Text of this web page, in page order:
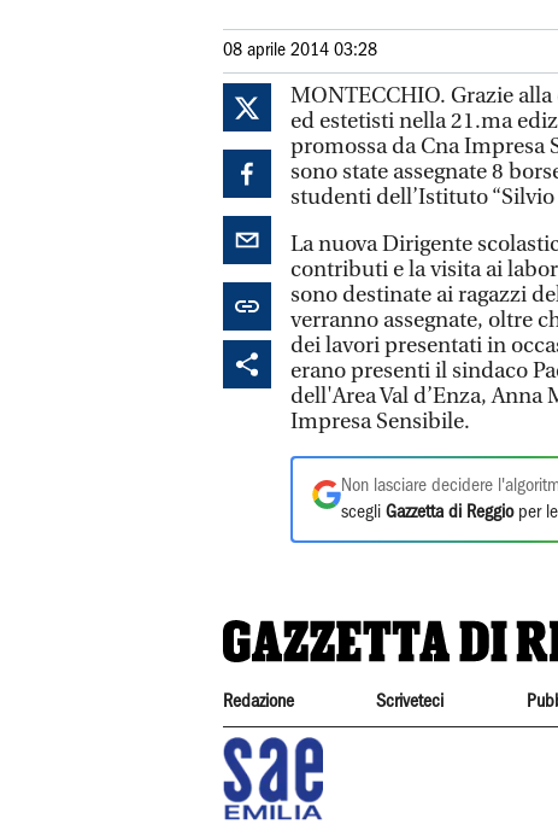
08 aprile 2014 03:28
MONTECCHIO. Grazie
ed estetisti nella 21.ma
promossa da Cna Impresa
sono state assegnate 8
studenti dell’Istituto
La nuova Dirigente
contributi e la visita ai
sono destinate ai ragazzi
verranno assegnate, oltre
dei lavori presentati in
erano presenti il sindaco
dell'Area Val d’Enza,
Impresa Sensibile.
Non lasciare decidere
scegli Gazzetta di Reggioper le
Redazione Scriveteci